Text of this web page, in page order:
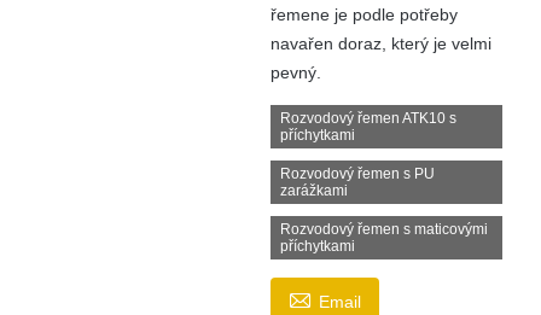
řemene je podle potřeby
navařen doraz, který je velmi
pevný.
Rozvodový řemen ATK10 s
příchytkami
Rozvodový řemen s PU
zarážkami
Rozvodový řemen s maticovými
příchytkami
 Email